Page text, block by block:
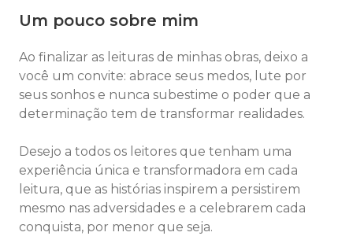
Um pouco sobre mim
Ao finalizar as leituras de minhas obras, deixo a
você um convite: abrace seus medos, lute por
seus sonhos e nunca subestime o poder que a
determinação tem de transformar realidades.
Desejo a todos os leitores que tenham uma
experiência única e transformadora em cada
leitura, que as histórias inspirem a persistirem
mesmo nas adversidades e a celebrarem cada
conquista, por menor que seja.